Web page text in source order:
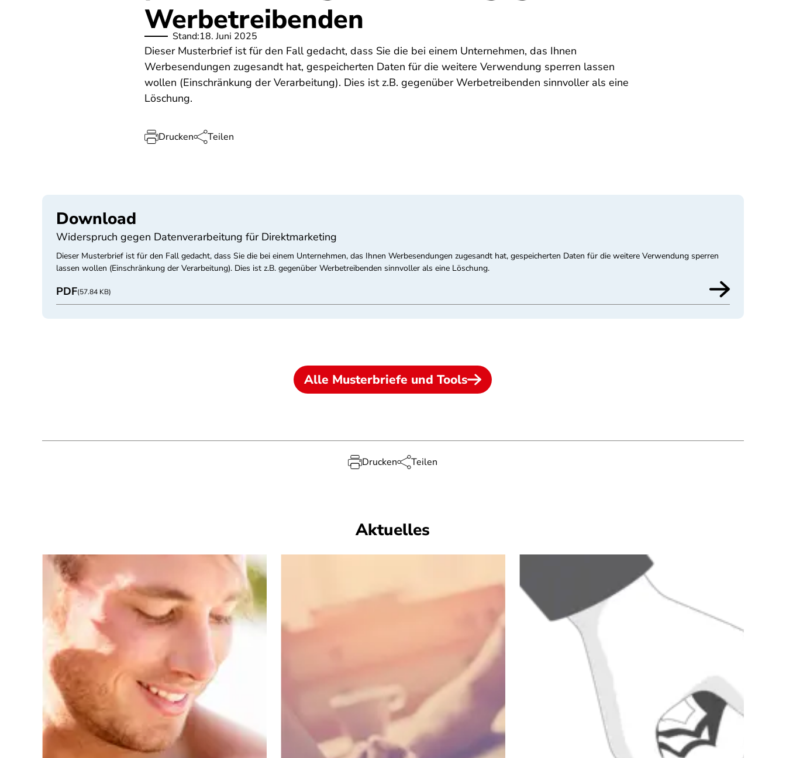
Werbetreibenden
Stand:18. Juni 2025
Dieser Musterbrief ist für den Fall gedacht, dass Sie die bei einem Unternehmen, das Ihnen
Werbesendungen zugesandt hat, gespeicherten Daten für die weitere Verwendung sperren lassen
wollen (Einschränkung der Verarbeitung). Dies ist z.B. gegenüber Werbetreibenden sinnvoller als eine
Löschung.
Drucken Teilen
Download
Widerspruch gegen Datenverarbeitung für Direktmarketing
Dieser Musterbrief ist für den Fall gedacht, dass Sie die bei einem Unternehmen, das Ihnen Werbesendungen zugesandt hat, gespeicherten Daten für die weitere Verwendung sperren
lassen wollen (Einschränkung der Verarbeitung). Dies ist z.B. gegenüber Werbetreibenden sinnvoller als eine Löschung.
PDF(57.84 KB)
Alle Musterbriefe und Tools
Drucken Teilen
Aktuelles